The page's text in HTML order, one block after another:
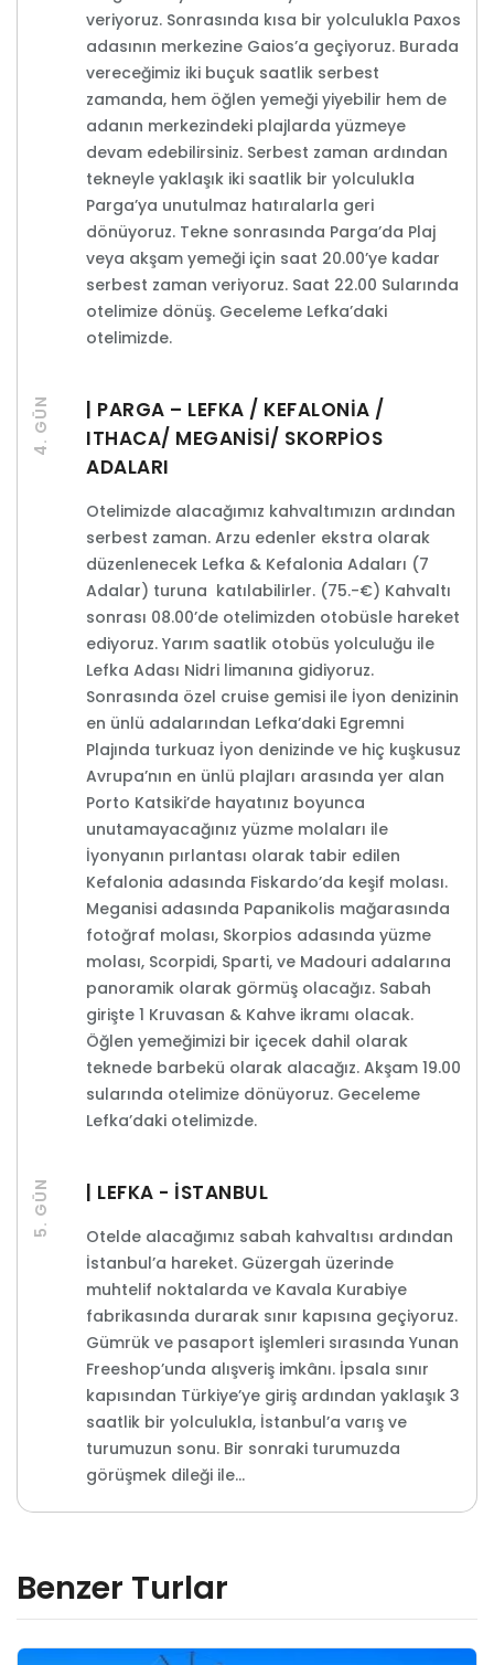
veriyoruz. Sonrasında kısa bir yolculukla Paxos
adasının merkezine Gaios’a geçiyoruz. Burada
vereceğimiz iki buçuk saatlik serbest
zamanda, hem öğlen yemeği yiyebilir hem de
adanın merkezindeki plajlarda yüzmeye
devam edebilirsiniz. Serbest zaman ardından
tekneyle yaklaşık iki saatlik bir yolculukla
Parga’ya unutulmaz hatıralarla geri
dönüyoruz. Tekne sonrasında Parga’da Plaj
veya akşam yemeği için saat 20.00’ye kadar
serbest zaman veriyoruz. Saat 22.00 Sularında
otelimize dönüş. Geceleme Lefka’daki
otelimizde.
4. GÜN
| PARGA – LEFKA / KEFALONİA /
ITHACA/ MEGANİSİ/ SKORPİOS
ADALARI
Otelimizde alacağımız kahvaltımızın ardından
serbest zaman. Arzu edenler ekstra olarak
düzenlenecek Lefka & Kefalonia Adaları (7
Adalar) turuna katılabilirler. (75.-€) Kahvaltı
sonrası 08.00’de otelimizden otobüsle hareket
ediyoruz. Yarım saatlik otobüs yolculuğu ile
Lefka Adası Nidri limanına gidiyoruz.
Sonrasında özel cruise gemisi ile İyon denizinin
en ünlü adalarından Lefka’daki Egremni
Plajında turkuaz İyon denizinde ve hiç kuşkusuz
Avrupa’nın en ünlü plajları arasında yer alan
Porto Katsiki’de hayatınız boyunca
unutamayacağınız yüzme molaları ile
İyonyanın pırlantası olarak tabir edilen
Kefalonia adasında Fiskardo’da keşif molası.
Meganisi adasında Papanikolis mağarasında
fotoğraf molası, Skorpios adasında yüzme
molası, Scorpidi, Sparti, ve Madouri adalarına
panoramik olarak görmüş olacağız. Sabah
girişte 1 Kruvasan & Kahve ikramı olacak.
Öğlen yemeğimizi bir içecek dahil olarak
teknede barbekü olarak alacağız. Akşam 19.00
sularında otelimize dönüyoruz. Geceleme
Lefka’daki otelimizde.
5. GÜN | LEFKA - İSTANBUL
Otelde alacağımız sabah kahvaltısı ardından
İstanbul’a hareket. Güzergah üzerinde
muhtelif noktalarda ve Kavala Kurabiye
fabrikasında durarak sınır kapısına geçiyoruz.
Gümrük ve pasaport işlemleri sırasında Yunan
Freeshop’unda alışveriş imkânı. İpsala sınır
kapısından Türkiye’ye giriş ardından yaklaşık 3
saatlik bir yolculukla, İstanbul’a varış ve
turumuzun sonu. Bir sonraki turumuzda
görüşmek dileği ile…
Benzer Turlar